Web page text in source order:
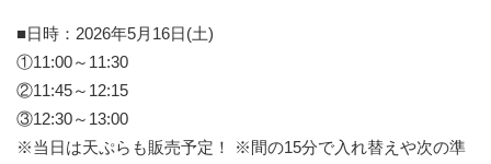
■日時：2026年5月16日(土)
①11:00～11:30
②11:45～12:15
③12:30～13:00
※当日は天ぷらも販売予定！ ※間の15分で入れ替えや次の準